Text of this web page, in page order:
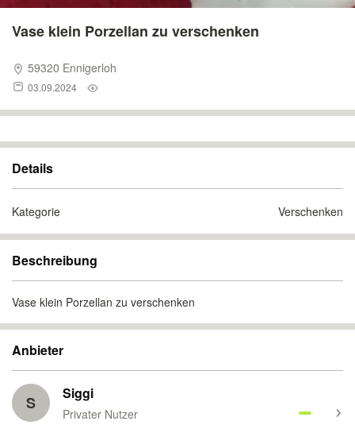
Vase klein Porzellan zu verschenken
59320 Ennigerloh
03.09.2024
Details
Kategorie Verschenken
Beschreibung
Vase klein Porzellan zu verschenken
Anbieter
S Siggi
Privater Nutzer